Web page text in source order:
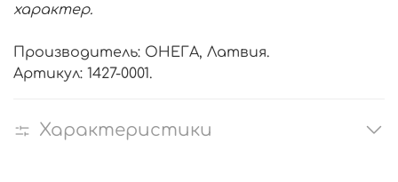
характер.
Производитель: ОНЕГА, Латвия.
Артикул: 1427-0001.
Характеристики